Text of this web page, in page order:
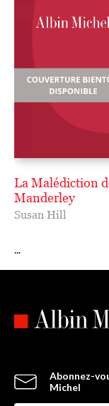
La Malédiction
Manderley
Susan Hill
...
Abonnez-
Michel